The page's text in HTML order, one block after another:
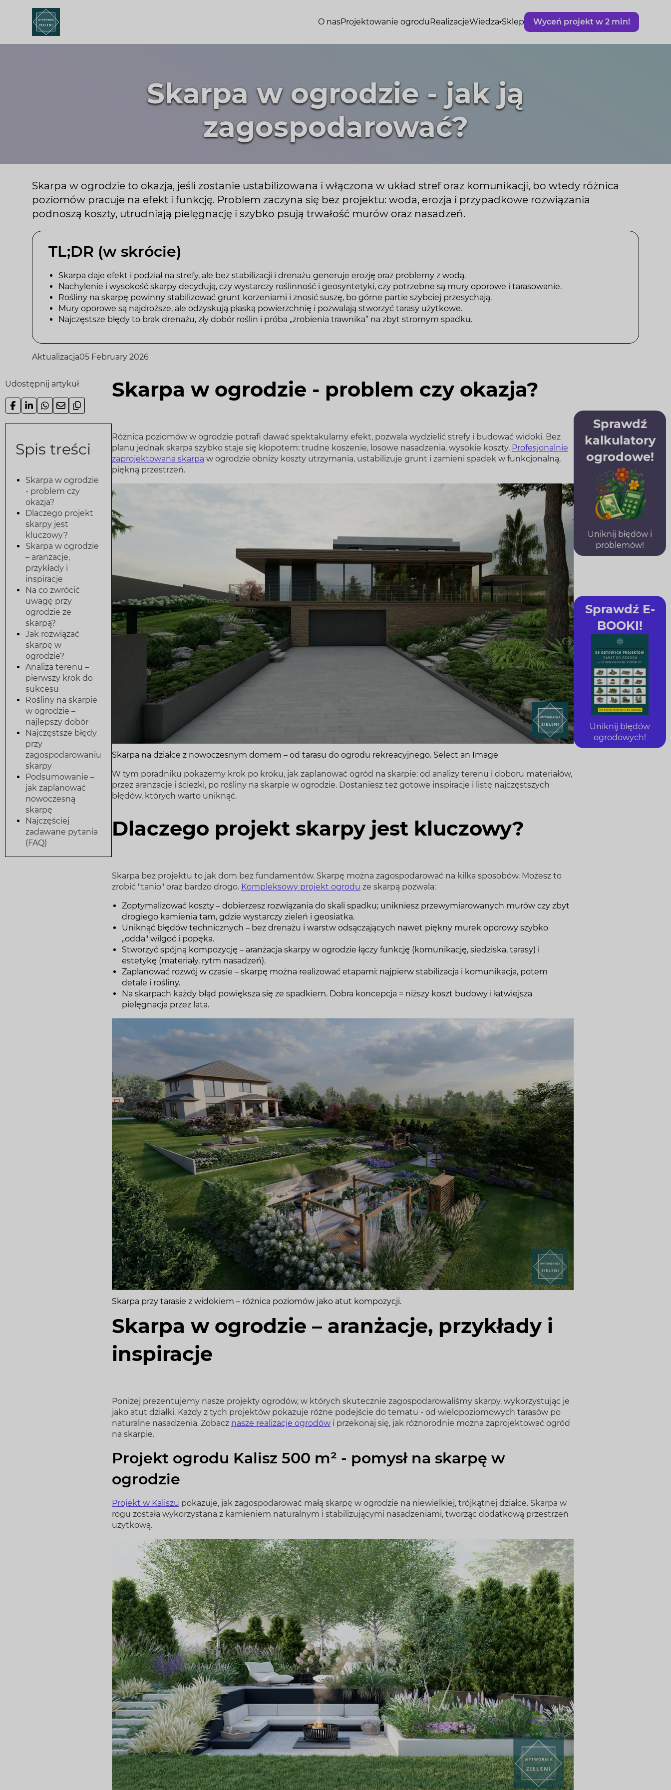
O nasProjektowanie ogroduRealizacjeWiedza Sklep Wyceń projekt w 2 min!
Skarpa w ogrodzie - jak ją
zagospodarować?
Skarpa w ogrodzie to okazja, jeśli zostanie ustabilizowana i włączona w układ stref oraz komunikacji, bo wtedy różnica
poziomów pracuje na efekt i funkcję. Problem zaczyna się bez projektu: woda, erozja i przypadkowe rozwiązania
podnoszą koszty, utrudniają pielęgnację i szybko psują trwałość murów oraz nasadzeń.
TL;DR (w skrócie)
Skarpa daje efekt i podział na strefy, ale bez stabilizacji i drenażu generuje erozję oraz problemy z wodą.
Nachylenie i wysokość skarpy decydują, czy wystarczy roślinność i geosyntetyki, czy potrzebne są mury oporowe i tarasowanie.
Rośliny na skarpę powinny stabilizować grunt korzeniami i znosić suszę, bo górne partie szybciej przesychają.
Mury oporowe są najdroższe, ale odzyskują płaską powierzchnię i pozwalają stworzyć tarasy użytkowe.
Najczęstsze błędy to brak drenażu, zły dobór roślin i próba „zrobienia trawnika” na zbyt stromym spadku.
Aktualizacja05 February 2026
Udostępnij artykuł
Spis treści
Skarpa w ogrodzie
- problem czy
okazja?
Dlaczego projekt
skarpy jest
kluczowy?
Skarpa w ogrodzie
– aranżacje,
przykłady i
inspiracje
Na co zwrócić
uwagę przy
ogrodzie ze
skarpą?
Jak rozwiązać
skarpę w
ogrodzie?
Analiza terenu –
pierwszy krok do
sukcesu
Rośliny na skarpie
w ogrodzie –
najlepszy dobór
Najczęstsze błędy
przy
zagospodarowaniu
skarpy
Podsumowanie –
jak zaplanować
nowoczesną
skarpę
Najczęściej
zadawane pytania
(FAQ)
Skarpa w ogrodzie - problem czy okazja?
Różnica poziomów w ogrodzie potrafi dawać spektakularny efekt, pozwala wydzielić strefy i budować widoki. Bez
planu jednak skarpa szybko staje się kłopotem: trudne koszenie, losowe nasadzenia, wysokie koszty. Profesjonalnie
zaprojektowana skarpa w ogrodzie obniży koszty utrzymania, ustabilizuje grunt i zamieni spadek w funkcjonalną,
piękną przestrzeń.
Skarpa na działce z nowoczesnym domem – od tarasu do ogrodu rekreacyjnego. Select an Image
W tym poradniku pokażemy krok po kroku, jak zaplanować ogród na skarpie: od analizy terenu i doboru materiałów,
przez aranżacje i ścieżki, po rośliny na skarpie w ogrodzie. Dostaniesz też gotowe inspiracje i listę najczęstszych
błędów, których warto uniknąć.
Dlaczego projekt skarpy jest kluczowy?
Skarpa bez projektu to jak dom bez fundamentów. Skarpę można zagospodarować na kilka sposobów. Możesz to
zrobić "tanio" oraz bardzo drogo. Kompleksowy projekt ogrodu ze skarpą pozwala:
Zoptymalizować koszty – dobierzesz rozwiązania do skali spadku; unikniesz przewymiarowanych murów czy zbyt
drogiego kamienia tam, gdzie wystarczy zieleń i geosiatka.
Uniknąć błędów technicznych – bez drenażu i warstw odsączających nawet piękny murek oporowy szybko
„odda" wilgoć i popęka.
Stworzyć spójną kompozycję – aranżacja skarpy w ogrodzie łączy funkcję (komunikację, siedziska, tarasy) i
estetykę (materiały, rytm nasadzeń).
Zaplanować rozwój w czasie – skarpę można realizować etapami: najpierw stabilizacja i komunikacja, potem
detale i rośliny.
Na skarpach każdy błąd powiększa się ze spadkiem. Dobra koncepcja = niższy koszt budowy i łatwiejsza
pielęgnacja przez lata.
Skarpa przy tarasie z widokiem – różnica poziomów jako atut kompozycji.
Skarpa w ogrodzie – aranżacje, przykłady i
inspiracje
Poniżej prezentujemy nasze projekty ogrodów, w których skutecznie zagospodarowaliśmy skarpy, wykorzystując je
jako atut działki. Każdy z tych projektów pokazuje różne podejście do tematu - od wielopoziomowych tarasów po
naturalne nasadzenia. Zobacz nasze realizacje ogrodów i przekonaj się, jak różnorodnie można zaprojektować ogród
na skarpie.
Projekt ogrodu Kalisz 500 m² - pomysł na skarpę w
ogrodzie
Projekt w Kaliszu pokazuje, jak zagospodarować małą skarpę w ogrodzie na niewielkiej, trójkątnej działce. Skarpa w
rogu została wykorzystana z kamieniem naturalnym i stabilizującymi nasadzeniami, tworząc dodatkową przestrzeń
użytkową.
Sprawdź
kalkulatory
ogrodowe!
Uniknij błędów i
problemów!
Sprawdź E-
BOOKI!
Uniknij błędów
ogrodowych!